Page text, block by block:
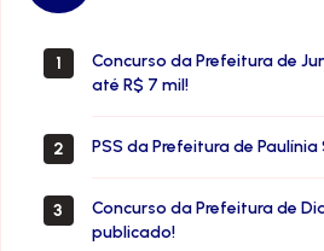
1
Concurso da Prefeitura de
até R$ 7 mil!
2 PSS da Prefeitura de
3
Concurso da Prefeitura de
publicado!